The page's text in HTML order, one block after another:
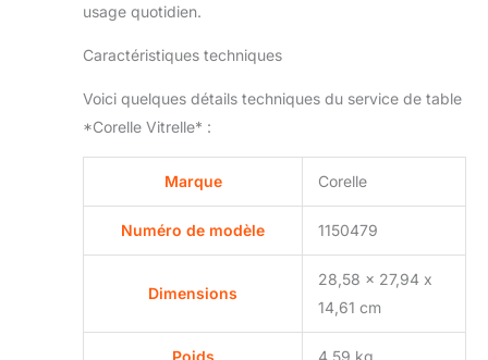
design net, lumineux et
à cet ensemble de
vaisselle qui se marie
avec la plupart des
occasions. CORELLE
C'est la marque
nationale n°1 de
vaisselle : connue,
aimée et fiable depuis
usage quotidien.
Caractéristiques techniques
Voici quelques détails techniques du service de table
*Corelle Vitrelle* :
Marque Corelle
Numéro de modèle 1150479
Dimensions
28,58 x 27,94 x
14,61 cm
Poids 4,59 kg